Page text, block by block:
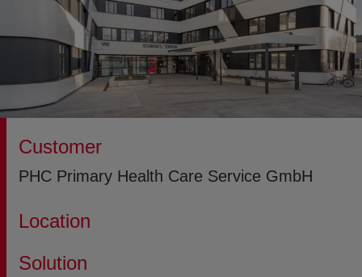
Customer
PHC Primary Health Care Service GmbH
Location
Solution